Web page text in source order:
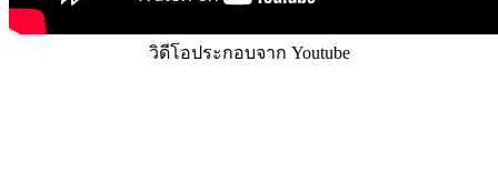
วิดีโอประกอบจาก Youtube